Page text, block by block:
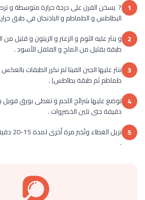
1 ? يسخن الفرن على درجة حرارة متوسطة و
البطاطس و الطماطم و الباذنجان في طبق
2 و ينثر عليه الثوم و الزعتر و الزيتون و قليل
طبقة بقليل من الملح و الفلفل الأسود .
3 ننثر عليها الجبن الفيتا ثم نكرر الطبقات
طماطم ثم طبقة بطاطس) .
4
دقيقة حتى تلين الخضروات .
5
نزيل
.